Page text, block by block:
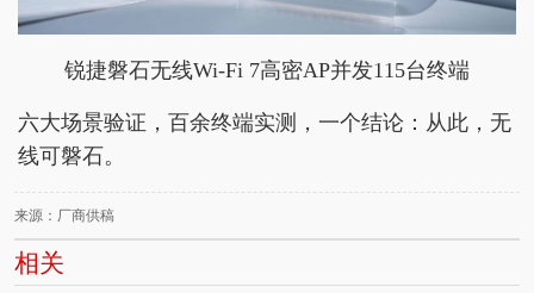
锐捷磐石无线Wi-Fi 7高密AP并发115台终端
六大场景验证，百余终端实测，一个结论：从此，无
线可磐石。
来源：厂商供稿
相关